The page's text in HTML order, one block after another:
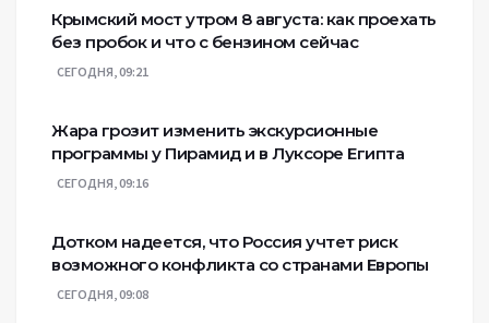
Крымский мост утром 8 августа: как проехать
без пробок и что с бензином сейчас
СЕГОДНЯ, 09:21
Жара грозит изменить экскурсионные
программы у Пирамид и в Луксоре Египта
СЕГОДНЯ, 09:16
Дотком надеется, что Россия учтет риск
возможного конфликта со странами Европы
СЕГОДНЯ, 09:08